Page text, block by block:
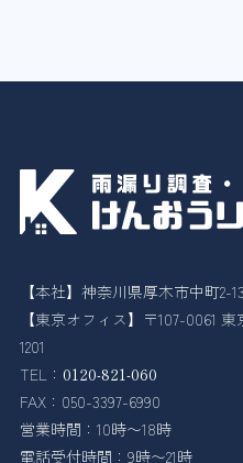
【本社】神奈川県厚木市中町2-
【東京オフィス】〒107-0061
1201
TEL： 0120-821-060
FAX：050-3397-6990
営業時間：10時〜18時
電話受付時間：9時〜21時